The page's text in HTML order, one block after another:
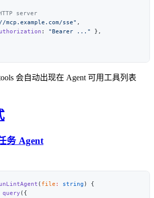
sse"
: "Bearer ..."
会自动出现在 Agent 可用工具列表
务 Agent
( file : string
query